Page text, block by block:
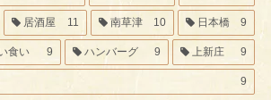
居酒屋 11 南草津 10 日本橋 9
食い 9 ハンバーグ 9 上新庄 9
9